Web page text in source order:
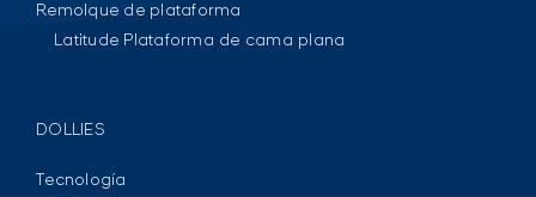
Remolque de plataforma
Latitude Plataforma de cama plana
DOLLIES
Tecnología